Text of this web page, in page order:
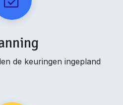
de keuringen ingepland